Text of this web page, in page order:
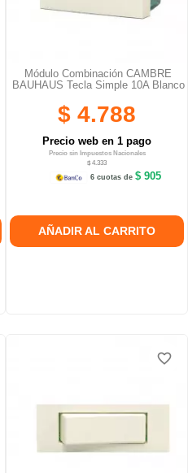
Módulo Combinación CAMBRE
BAUHAUS Tecla Simple 10A Blanco
$ 4.788
Precio web en 1 pago
Precio sin Impuestos Nacionales
$ 4.333
6 cuotas de$ 905
AÑADIR AL CARRITO
favorite_border
favorite_border